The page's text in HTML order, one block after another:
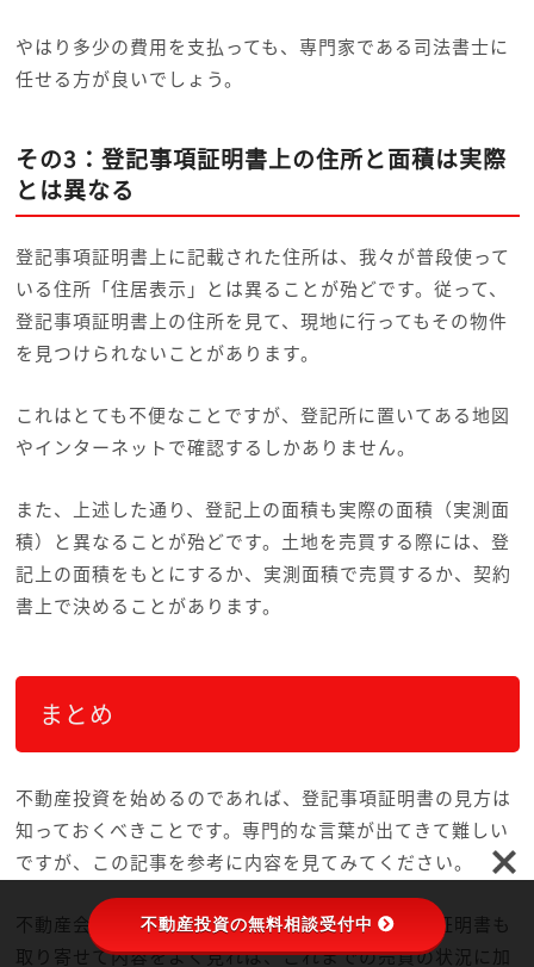
やはり多少の費用を支払っても、専門家である司法書士に
任せる方が良いでしょう。
その3：登記事項証明書上の住所と面積は実際
とは異なる
登記事項証明書上に記載された住所は、我々が普段使って
いる住所「住居表示」とは異ることが殆どです。従って、
登記事項証明書上の住所を見て、現地に行ってもその物件
を見つけられないことがあります。
これはとても不便なことですが、登記所に置いてある地図
やインターネットで確認するしかありません。
また、上述した通り、登記上の面積も実際の面積（実測面
積）と異なることが殆どです。土地を売買する際には、登
記上の面積をもとにするか、実測面積で売買するか、契約
書上で決めることがあります。
まとめ
不動産投資を始めるのであれば、登記事項証明書の見方は
知っておくべきことです。専門的な言葉が出てきて難しい
ですが、この記事を参考に内容を見てみてください。
不動産会社から物件の紹介を受ける際、登記事項証明書も
取り寄せて内容をよく見れば、これまでの売買の状況に加
不動産投資の無料相談受付中